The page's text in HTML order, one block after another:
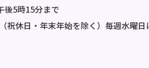
後5時15分まで
祝休日・年末年始を除く）毎週水曜